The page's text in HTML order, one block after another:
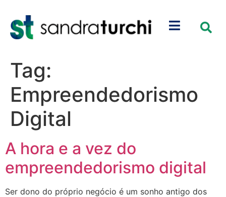
Tag:
Empreendedorismo
Digital
A hora e a vez do
empreendedorismo digital
Ser dono do próprio negócio é um sonho antigo dos